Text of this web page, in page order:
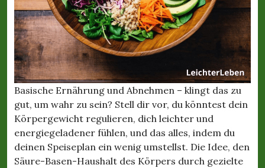
Basische Ernährung und Abnehmen – klingt das zu
gut, um wahr zu sein? Stell dir vor, du könntest dein
Körpergewicht regulieren, dich leichter und
energiegeladener fühlen, und das alles, indem du
deinen Speiseplan ein wenig umstellst. Die Idee, den
Säure-Basen-Haushalt des Körpers durch gezielte